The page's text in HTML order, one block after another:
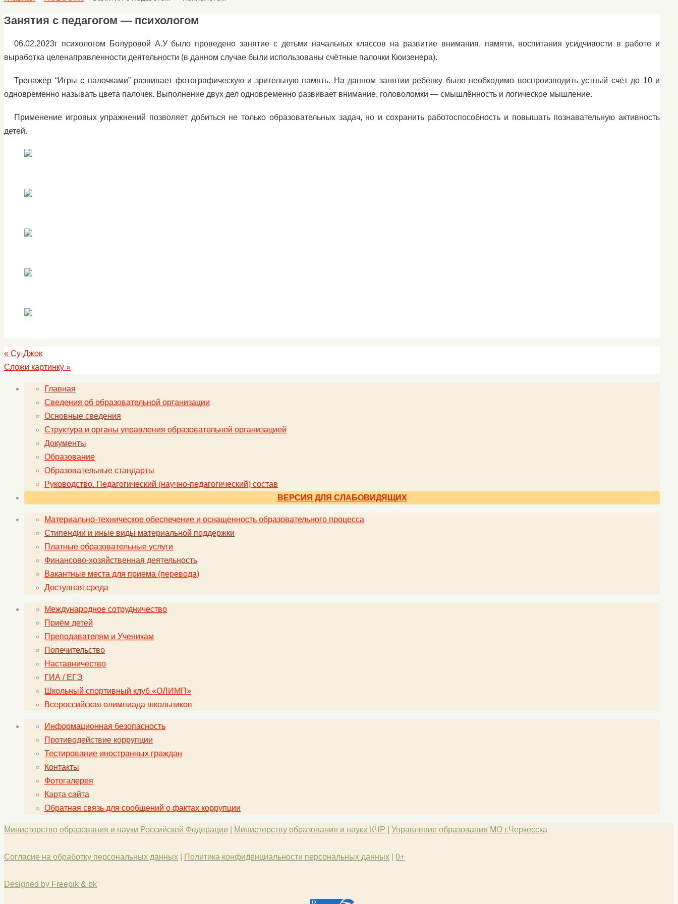
Занятия с педагогом — психологом
06.02.2023г психологом Болуровой А.У было проведено занятие с детьми начальных классов на развитие внимания, памяти, воспитания усидчивости в работе и
выработка целенаправленности деятельности (в данном случае были использованы счётные палочки Кюизенера).
Тренажёр “Игры с палочками” развивает фотографическую и зрительную память. На данном занятии ребёнку было необходимо воспроизводить устный счёт до 10 и
одновременно называть цвета палочек. Выполнение двух дел одновременно развивает внимание, головоломки — смышлённость и логическое мышление.
Применение игровых упражнений позволяет добиться не только образовательных задач, но и сохранить работоспособность и повышать познавательную активность
детей.
« Су-Джок
Сложи картинку »
Главная
Сведения об образовательной организации
Основные сведения
Структура и органы управления образовательной организацией
Документы
Образование
Образовательные стандарты
Руководство. Педагогический (научно-педагогический) состав
ВЕРСИЯ ДЛЯ СЛАБОВИДЯЩИХ
Материально-техническое обеспечение и оснащенность образовательного процесса
Стипендии и иные виды материальной поддержки
Платные образовательные услуги
Финансово-хозяйственная деятельность
Вакантные места для приема (перевода)
Доступная среда
Международное сотрудничество
Приём детей
Преподавателям и Ученикам
Попечительство
Наставничество
ГИА / ЕГЭ
Школьный спортивный клуб «ОЛИМП»
Всероссийская олимпиада школьников
Информационная безопасность
Противодействие коррупции
Тестирование иностранных граждан
Контакты
Фотогалерея
Карта сайта
Обратная связь для сообщений о фактах коррупции
Министерство образования и науки Российской Федерации Министерству образования и науки КЧР Управление образования МО г.Черкесска
Согласие на обработку персональных данных Политика конфиденциальности персональных данных 0+
Designed by Freepik & bk